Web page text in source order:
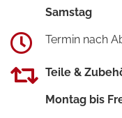
Samstag
Termin nach
Teile &
Montag bis